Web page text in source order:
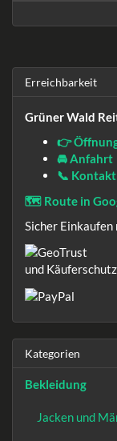
Erreichbarkeit
Grüner Wald
👉
🚘 Anfahrt
📞 Kontakt
🗺️ Route in
Sicher Einkaufen
und
Kategorien
Bekleidung
Jacken und